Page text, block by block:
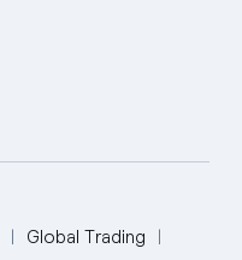
Global Trading